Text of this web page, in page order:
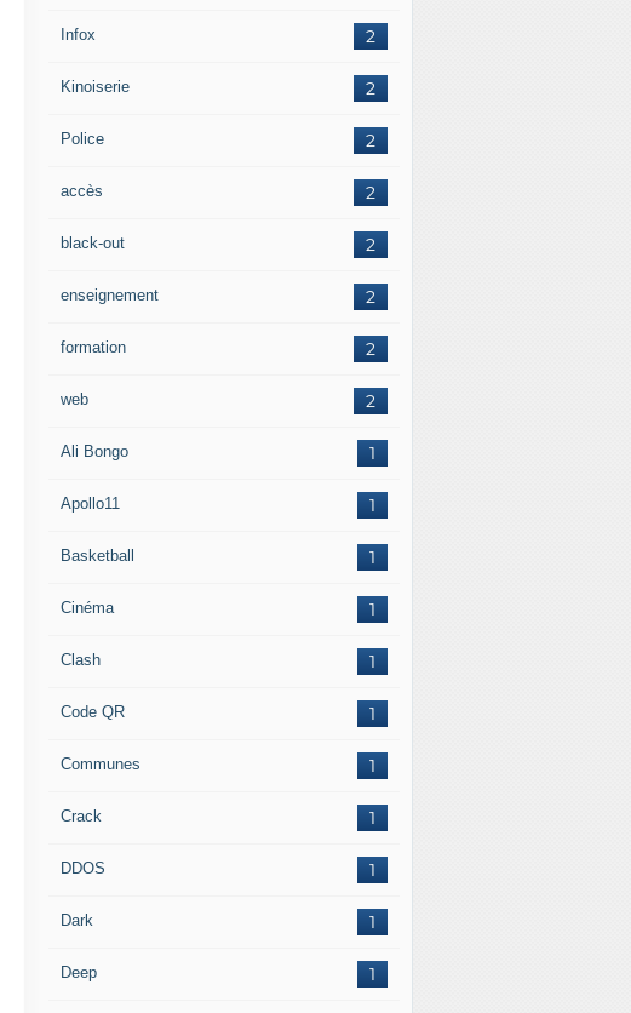
2
Infox
2
Kinoiserie
2
Police
2
accès
2
black-out
2
enseignement
2
formation
2
web
1
Ali Bongo
1
Apollo11
1
Basketball
1
Cinéma
1
Clash
1
Code QR
1
Communes
1
Crack
1
DDOS
1
Dark
1
Deep